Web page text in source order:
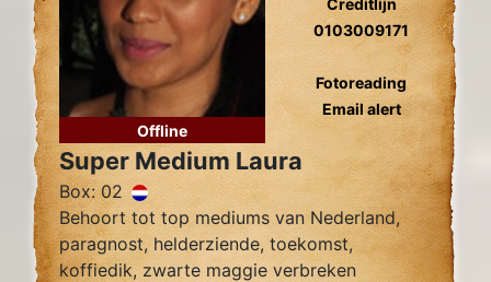
Offline
0103009171
Fotoreading
Email alert
Super Medium Laura
Box: 02
Behoort tot top mediums van Nederland,
paragnost, helderziende, toekomst,
koffiedik, zwarte maggie verbreken